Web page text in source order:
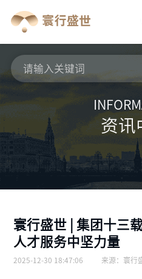
资讯
寰行盛世 | 集团十三
人才服务中坚力量
2025-12-30 18:47:06 来源： 寰行